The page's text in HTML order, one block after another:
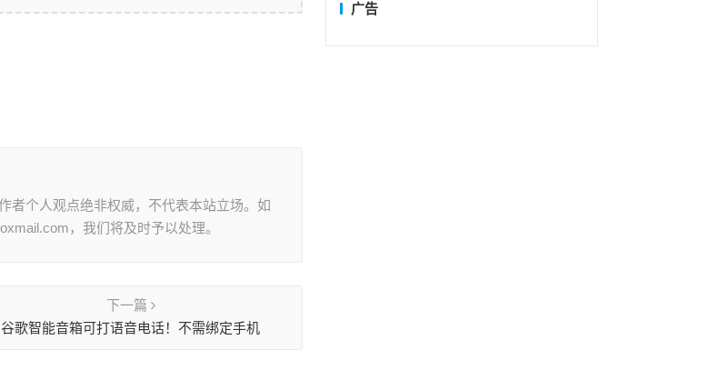
者个人观点绝非权威，不代表本站立场。如
，我们将及时予以处理。
下一篇
谷歌智能音箱可打语音电话！不需绑定手机
广告